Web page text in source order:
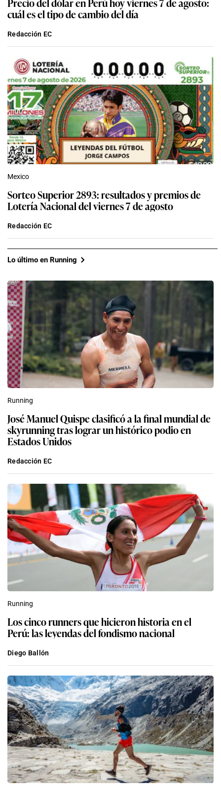
cuál es el tipo de cambio del día
Redacción EC
Mexico
Sorteo Superior 2893: resultados y premios de
Lotería Nacional del viernes 7 de agosto
Redacción EC
Lo último en Running
Running
José Manuel Quispe clasificó a la final mundial de
skyrunning tras lograr un histórico podio en
Estados Unidos
Redacción EC
Running
Los cinco runners que hicieron historia en el
Perú: las leyendas del fondismo nacional
Diego Ballón